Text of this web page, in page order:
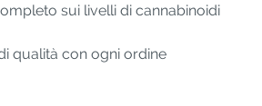
sui livelli di cannabinoidi
qualità con ogni ordine